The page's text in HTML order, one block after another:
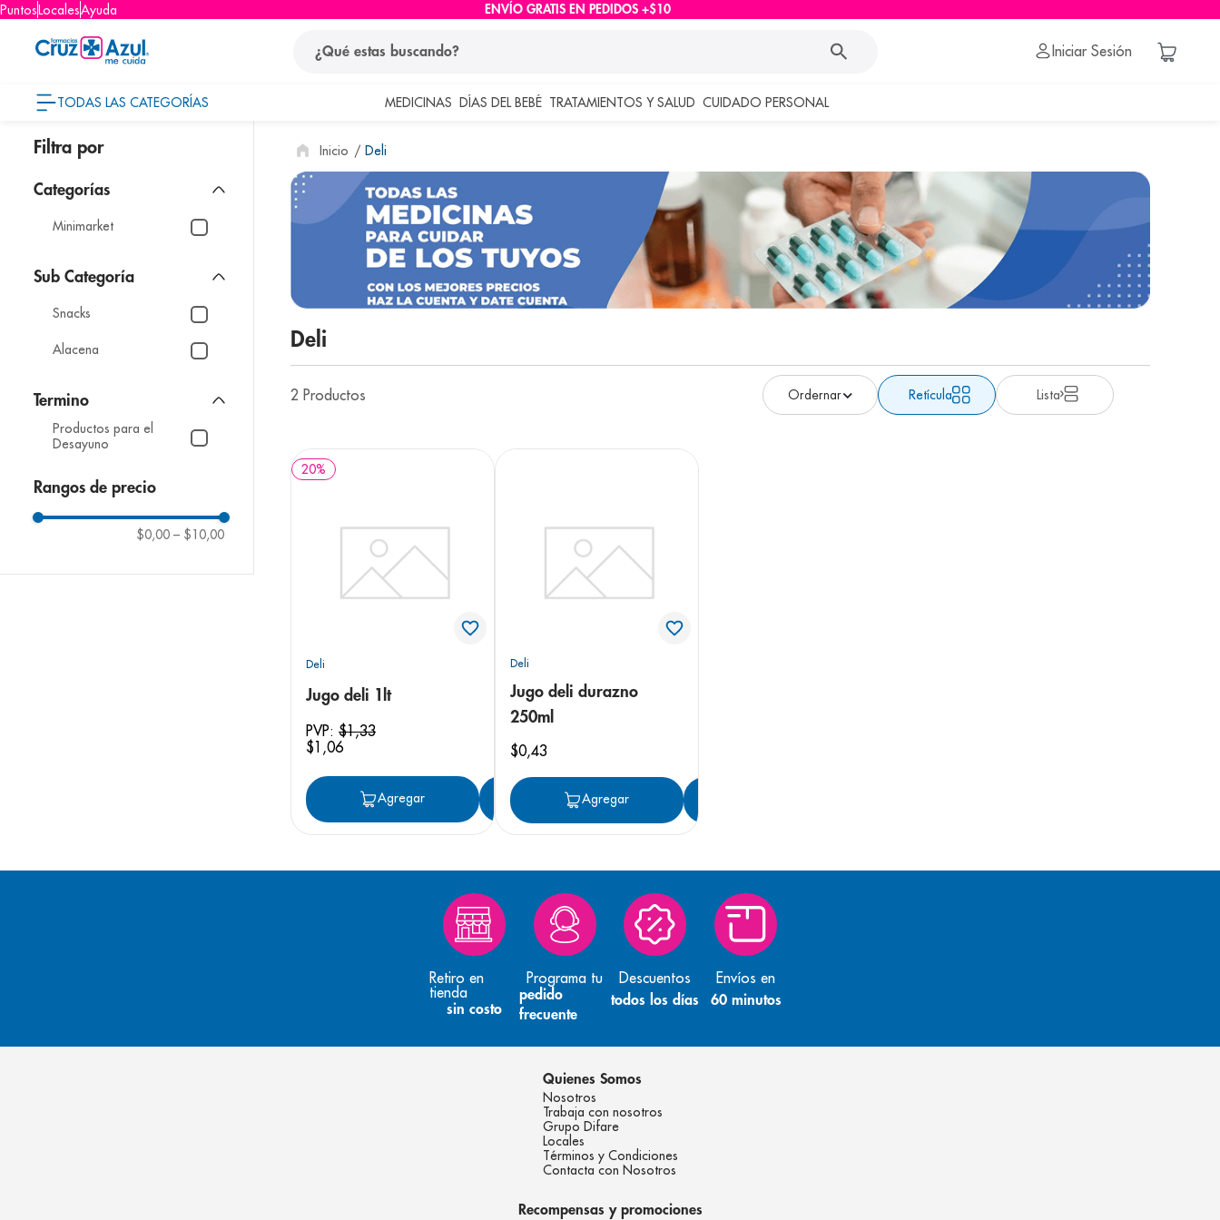
PuntosLocalesAyuda ENVÍO GRATIS EN PEDIDOS +$10
Iniciar Sesión
TODAS LAS CATEGORÍAS MEDICINAS DÍAS DEL BEBÉ TRATAMIENTOS Y SALUD CUIDADO PERSONAL
Minimarket
Snacks
Alacena
Productos para el
Desayuno
Rangos de precio
$0,00 – $10,00
Deli
Deli
2 Productos Retícula Lista
20%
Deli
Jugo deli 1lt
PVP: $1,33
$1 ,06
Agregar Agregar
Deli
Jugo deli durazno
250ml
$0,43
Agregar
Retiro en
tienda
sin costo
Programa tu
pedido
frecuente
Descuentos
todos los días
Envíos en
60 minutos
Quienes Somos
Nosotros
Trabaja con nosotros
Grupo Difare
Locales
Términos y Condiciones
Contacta con Nosotros
Recompensas y promociones
términos más buscados
1. protector solar
pañales
3 eucerin
cerave
nivea